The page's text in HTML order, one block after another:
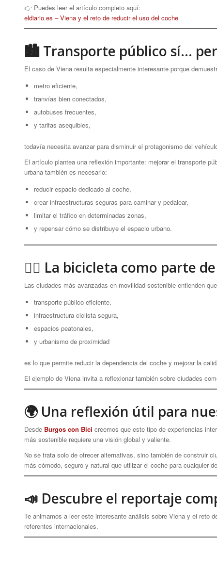
👉 Puedes leer el artículo completo aquí:
eldiario.es – Viena y el reto de reducir el uso del coche
🏙 Transporte público sí…
El caso de Viena resulta especialmente interesante porque
metro eficiente,
tranvías bien conectados,
autobuses frecuentes,
y tarifas asequibles,
todavía necesita avanzar para disminuir el protagonismo del
El artículo plantea una reflexión importante: mejorar el transporte
urbana también es necesario:
reducir espacio dedicado al coche,
crear infraestructuras seguras para caminar y pedalear,
limitar el tráfico en determinadas zonas,
y repensar cómo se distribuye el espacio urbano.
🚴‍♀️ La bicicleta como parte
Las ciudades más avanzadas en movilidad sostenible entienden
transporte público eficiente,
infraestructura ciclista segura,
espacios peatonales,
y urbanismo de proximidad
es lo que permite reducir la dependencia del coche y mejorar la
El ejemplo de Viena invita a reflexionar también sobre ciudades
🌍 Una reflexión útil para
Desde Burgos con Bici creemos que este tipo de experiencias
más sostenible requiere una visión global y valiente.
No se trata solo de ofrecer alternativas, sino también de construir
más cómodo, seguro y natural que utilizar el coche para cualquier
📣 Descubre el reportaje
Te animamos a leer este interesante análisis sobre Viena y el reto
referentes internacionales.